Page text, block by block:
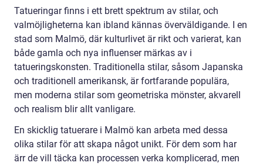
Tatueringar finns i ett brett spektrum av stilar, och
valmöjligheterna kan ibland kännas överväldigande. I en
stad som Malmö, där kulturlivet är rikt och varierat, kan
både gamla och nya influenser märkas av i
tatueringskonsten. Traditionella stilar, såsom Japanska
och traditionell amerikansk, är fortfarande populära,
men moderna stilar som geometriska mönster, akvarell
och realism blir allt vanligare.
En skicklig tatuerare i Malmö kan arbeta med dessa
olika stilar för att skapa något unikt. För dem som har
ärr de vill täcka kan processen verka komplicerad, men